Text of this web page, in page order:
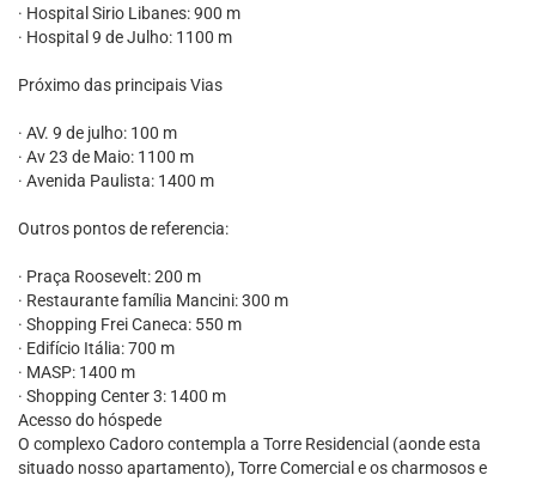
· Hospital Sirio Libanes: 900 m
· Hospital 9 de Julho: 1100 m
Próximo das principais Vias
· AV. 9 de julho: 100 m
· Av 23 de Maio: 1100 m
· Avenida Paulista: 1400 m
Outros pontos de referencia:
· Praça Roosevelt: 200 m
· Restaurante família Mancini: 300 m
· Shopping Frei Caneca: 550 m
· Edifício Itália: 700 m
· MASP: 1400 m
· Shopping Center 3: 1400 m
Acesso do hóspede
O complexo Cadoro contempla a Torre Residencial (aonde esta
situado nosso apartamento), Torre Comercial e os charmosos e